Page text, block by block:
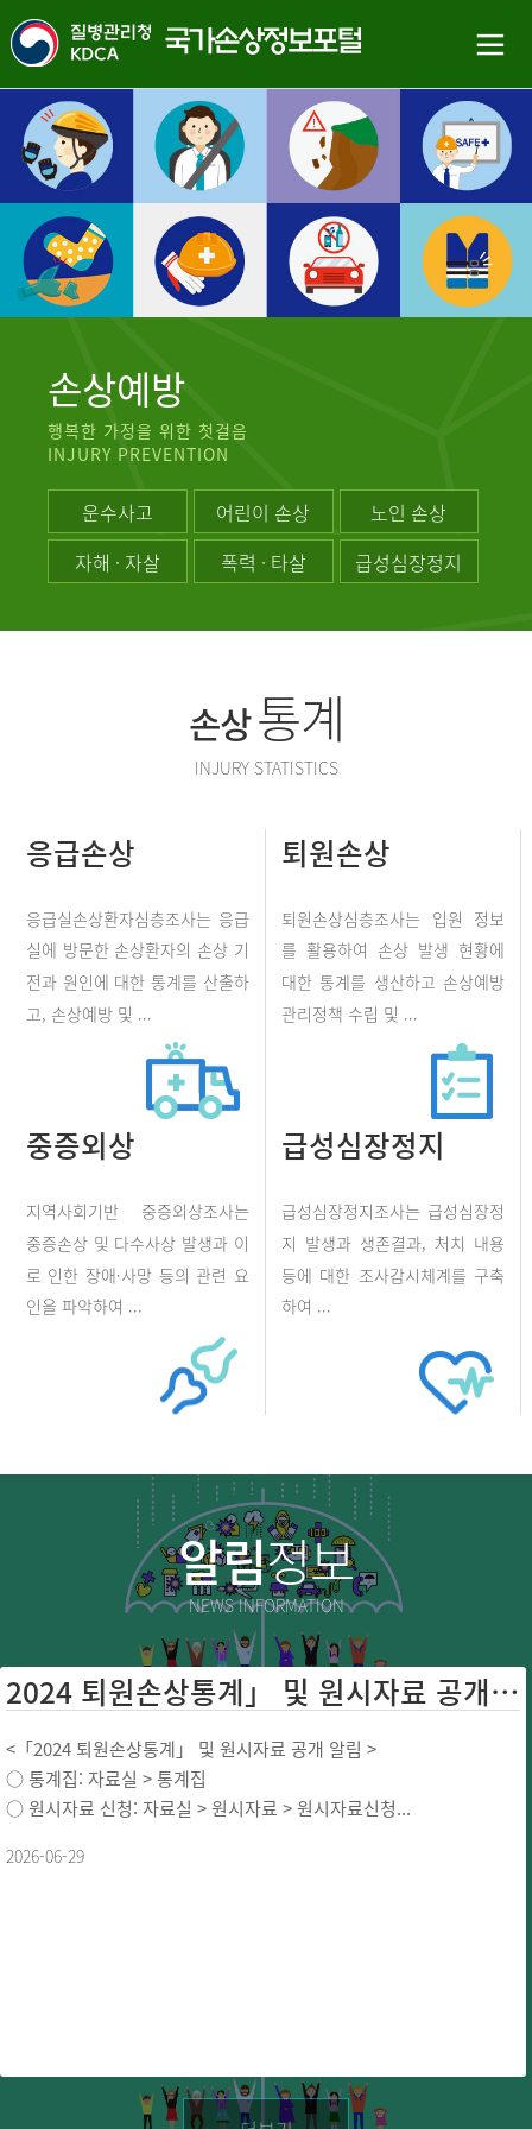
손상예방
행복한 가정을 위한 첫걸음
INJURY PREVENTION
운수사고 어린이 손상
노인 손상
자해 · 자살
폭력 · 타살 급성심장정지
손상통계
INJURY STATISTICS
응급손상
응급실손상환자심층조사는 응급
실에 방문한 손상환자의 손상 기
전과 원인에 대한 통계를 산출하
고, 손상예방 및 ...
퇴원손상
퇴원손상심층조사는 입원 정보
를 활용하여 손상 발생 현황에
대한 통계를 생산하고 손상예방
관리정책 수립 및 ...
중증외상
지역사회기반 중증외상조사는
중증손상 및 다수사상 발생과 이
로 인한 장애·사망 등의 관련 요
인을 파악하여 ...
급성심장정지
급성심장정지조사는 급성심장정
지 발생과 생존결과, 처치 내용
등에 대한 조사감시체계를 구축
하여 ...
알림정보
NEWS INFORMATION
2024 퇴원손상통계」 및 원시자료 공개 ...
<「2024 퇴원손상통계」 및 원시자료 공개 알림 >
○ 통계집: 자료실 > 통계집
○ 원시자료 신청: 자료실 > 원시자료 > 원시자료신청...
2026-06-29